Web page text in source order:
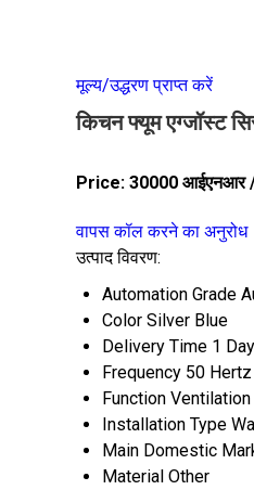
मूल्य/उद्धरण प्राप्त करें
किचन फ्यूम एग्जॉस्ट
Price: 30000 आईएनआर/
वापस कॉल करने का अनुरोध
उत्पाद विवरण:
Automation Grade
Color Silver Blue
Delivery Time 1
Frequency 50
Function Ventilation
Installation Type
Main Domestic
Material Other